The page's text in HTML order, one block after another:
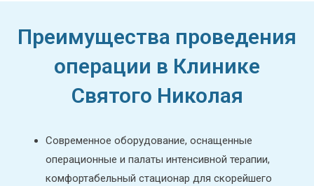
Преимущества проведения
операции в Клинике
Святого Николая
Современное оборудование, оснащенные
операционные и палаты интенсивной терапии,
комфортабельный стационар для скорейшего